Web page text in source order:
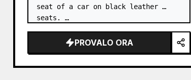
seat of a car on black leather
seats. …
PROVALO ORA